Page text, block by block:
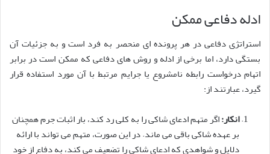
ادله دفاعی ممکن
استراتژی دفاعی در هر پرونده ای منحصر به فرد است و به جزئیات آن
بستگی دارد، اما برخی از ادله و روش های دفاعی که ممکن است در برابر
اتهام درخواست رابطه نامشروع یا جرایم مرتبط با آن مورد استفاده قرار
گیرد، عبارتند از:
انکار:اگر متهم ادعای شاکی را به کلی رد کند، بار اثبات جرم همچنان
بر عهده شاکی باقی می ماند. در این صورت، متهم می تواند با ارائه
دلایل و شواهدی که ادعای شاکی را تضعیف می کند، به دفاع از خود